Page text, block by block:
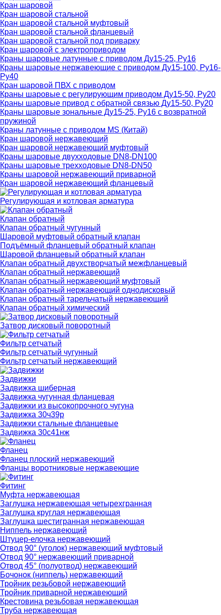
Кран шаровой
Кран шаровой стальной
Кран шаровой стальной муфтовый
Кран шаровой стальной фланцевый
Кран шаровой стальной под приварку
Кран шаровой с электроприводом
Краны шаровые латунные с приводом Ду15-25, Ру16
Краны шаровые нержавеющие с приводом Ду15-100, Ру16-
Ру40
Кран шаровой ПВХ с приводом
Краны шаровые с регулирующим приводом Ду15-50, Ру20
Краны шаровые привод с обратной связью Ду15-50, Ру20
Краны шаровые зональные Ду15-25, Ру16 с возвратной
пружиной
Краны латунные с приводом MS (Китай)
Кран шаровой нержавеющий
Кран шаровой нержавеющий муфтовый
Краны шаровые двухходовые DN8-DN100
Краны шаровые трехходовые DN8-DN50
Краны шаровой нержавеющий приварной
Кран шаровой нержавеющий фланцевый
Регулирующая и котловая арматура
Клапан обратный
Клапан обратный чугунный
Шаровой муфтовый обратный клапан
Подъёмный фланцевый обратный клапан
Шаровой фланцевый обратный клапан
Клапан обратный двухстворчатый межфланцевый
Клапан обратный нержавеющий
Клапан обратный нержавеющий муфтовый
Клапан обратный нержавеющий однодисковый
Клапан обратный тарельчатый нержавеющий
Клапан обратный химический
Затвор дисковый поворотный
Фильтр сетчатый
Фильтр сетчатый чугунный
Фильтр сетчатый нержавеющий
Задвижки
Задвижка шиберная
Задвижка чугунная фланцевая
Задвижки из высокопрочного чугуна
Задвижка 30ч39р
Задвижки стальные фланцевые
Задвижка 30с41нж
Фланец
Фланец плоский нержавеющий
Фланцы воротниковые нержавеющие
Фитинг
Муфта нержавеющая
Заглушка нержавеющая четырехгранная
Заглушка круглая нержавеющая
Заглушка шестигранная нержавеющая
Ниппель нержавеющий
Штуцер-елочка нержавеющий
Отвод 90° (уголок) нержавеющий муфтовый
Отвод 90° нержавеющий приварной
Отвод 45° (полуотвод) нержавеющий
Бочонок (ниппель) нержавеющий
Тройник резьбовой нержавеющий
Тройник приварной нержавеющий
Крестовина резьбовая нержавеющая
Труба нержавеющая